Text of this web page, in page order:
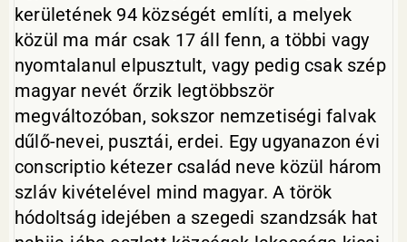
kerületének 94 községét említi, a melyek
közül ma már csak 17 áll fenn, a többi vagy
nyomtalanul elpusztult, vagy pedig csak szép
magyar nevét őrzik legtöbbször
megváltozóban, sokszor nemzetiségi falvak
dűlő-nevei, pusztái, erdei. Egy ugyanazon évi
conscriptio kétezer család neve közül három
szláv kivételével mind magyar. A török
hódoltság idejében a szegedi szandzsák hat